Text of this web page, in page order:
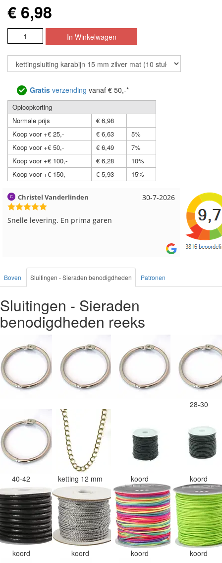
€ 6,98
Gratis verzending vanaf € 50,-*
Oploopkorting
Normale prijs
€ 6,98
Koop voor +€ 25,-
€ 6,63
5%
Koop voor +€ 50,-
€ 6,49
7%
Koop voor +€ 100,-
€ 6,28
10%
Koop voor +€ 150,-
€ 5,93 15%
23-7-2026
Magnolia Ranch
Snelle levering en een keurig pakket Ga er weer
Hilde uit
Reeds
besteld,
Boven Sluitingen - Sieraden benodigdheden Patronen
Sluitingen - Sieraden
benodigdheden reeks
28-30
40-42 ketting 12 mm koord koord
koord koord koord koord